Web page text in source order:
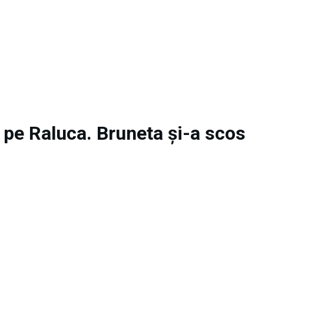
Raluca. Bruneta și-a scos